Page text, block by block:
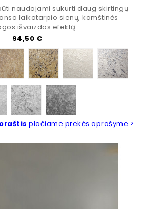
naudojami sukurti daug skirtingų
laikotarpio sienų, kamštinės
išvaizdos efektą.
Kaina
94,50 €
507A1 507B1 512A1 512B1
513B1 514A1
plačiame prekės aprašyme >